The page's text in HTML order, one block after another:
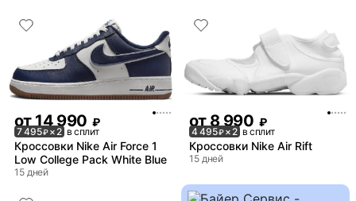
от14 990 ₽
7 495₽× 2 в сплит
Кроссовки Nike Air Force 1
Low College Pack White Blue
15 дней
от8 990 ₽
4 495₽× 2 в сплит
Кроссовки Nike Air Rift
15 дней